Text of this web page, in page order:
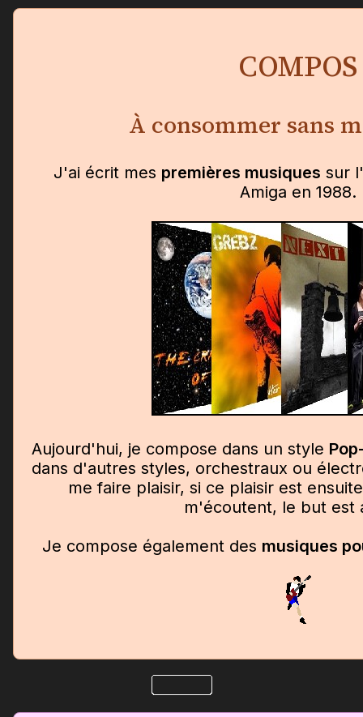
COMPOS
À consommer sans
J'ai écrit mes premières musiques sur
Amiga en 1988.
Aujourd'hui, je compose dans un style
dans d'autres styles, orchestraux ou
me faire plaisir, si ce plaisir est
m'écoutent, le but est
Je compose également des musiques